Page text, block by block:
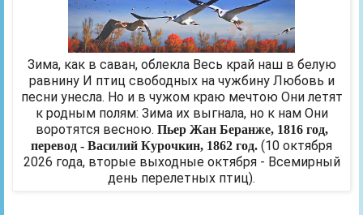
Зима, как в саван, облекла Весь край наш в белую
равнину И птиц свободных на чужбину Любовь и
песни унесла. Но и в чужом краю мечтою Они летят
к родным полям: Зима их выгнала, но к нам Они
воротятся весною. Пьер Жан Беранже, 1816 год,
перевод - Василий Курочкин, 1862 год. (10 октября
2026 года, вторые выходные октября - Всемирный
день перелетных птиц).